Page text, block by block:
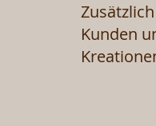
Kunden